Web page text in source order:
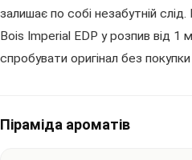
залишає по собі незабутній
Bois Imperial EDP у розпив від 1
спробувати оригінал без
Піраміда ароматів